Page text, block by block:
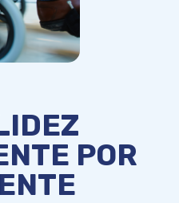
POR